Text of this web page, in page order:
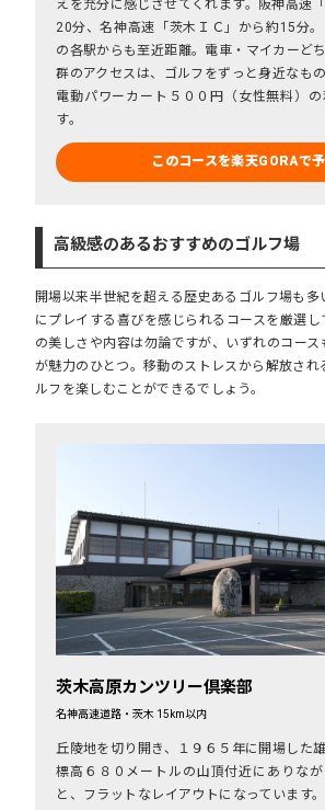
えを充分に感じさせてくれます。阪神高速
20分、名神高速「茨木ＩＣ」から約15分
の各駅からも至近距離。電車・マイカーど
群のアクセスは、ゴルフをずっと身近なも
電動パワーカート５００円（女性無料）
す。
このコースを楽天GORAで
高級感のあるおすすめのゴルフ場
開場以来半世紀を超える歴史あるゴルフ場も
にプレイする喜びを感じられるコースを厳選し
の美しさや内容は勿論ですが、いずれのコース
が魅力のひとつ。移動のストレスから解放さ
ルフを楽しむことができるでしょう。
茨木高原カンツリー倶楽部
名神高速道路・茨木 15km以内
丘陵地を切り開き、１９６５年に開場した
標高６８０メートルの山頂付近にありな
と、フラットなレイアウトになっています